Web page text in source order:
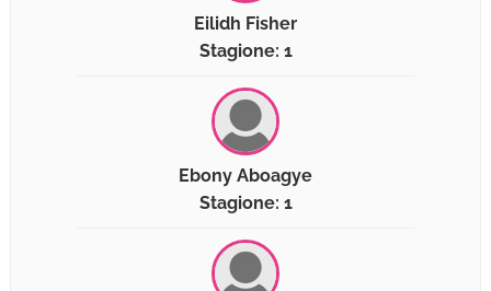
Eilidh Fisher
Stagione: 1
Ebony Aboagye
Stagione: 1